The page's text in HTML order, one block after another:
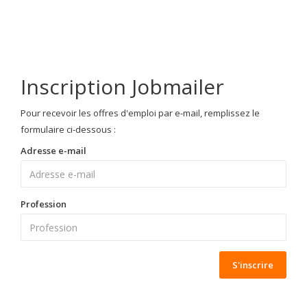
Inscription Jobmailer
Pour recevoir les offres d'emploi par e-mail, remplissez le
formulaire ci-dessous :
Adresse e-mail
Profession
S'inscrire